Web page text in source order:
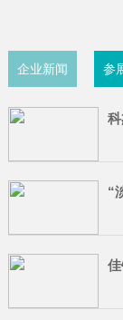
企业新闻 参
“